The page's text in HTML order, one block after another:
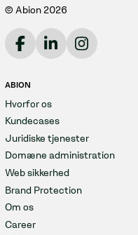
© Abion 2026
ABION
Hvorfor os
Kundecases
Juridiske tjenester
Domæne administration
Web sikkerhed
Brand Protection
Om os
Career